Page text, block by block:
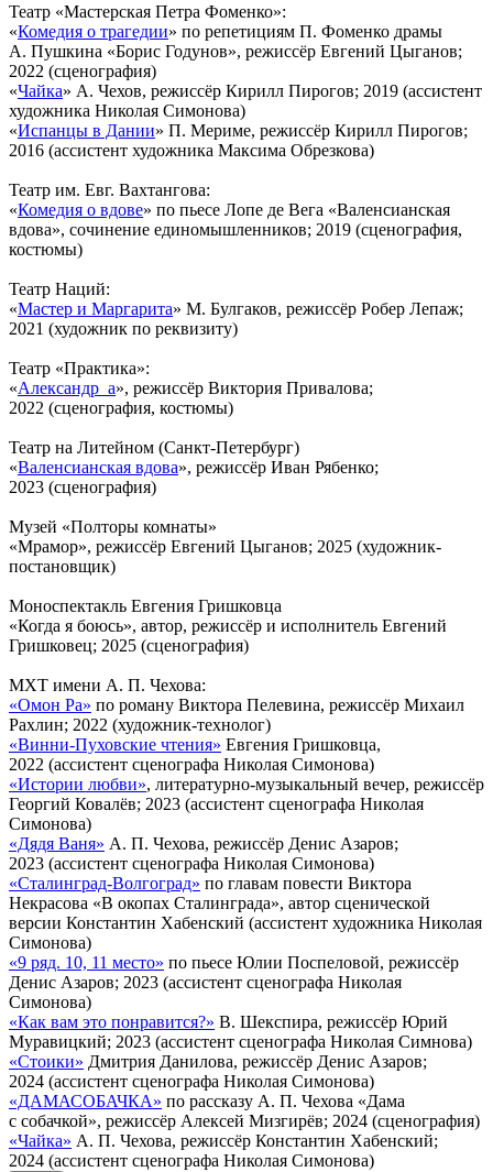
Театр «Мастерская Петра Фоменко»:
«Комедия о трагедии» по репетициям П. Фоменко драмы
А. Пушкина «Борис Годунов», режиссёр Евгений Цыганов;
2022 (сценография)
«Чайка» А. Чехов, режиссёр Кирилл Пирогов; 2019 (ассистент
художника Николая Симонова)
«Испанцы в Дании» П. Мериме, режиссёр Кирилл Пирогов;
2016 (ассистент художника Максима Обрезкова)
Театр им. Евг. Вахтангова:
«Комедия о вдове» по пьесе Лопе де Вега «Валенсианская
вдова», сочинение единомышленников; 2019 (сценография,
костюмы)
Театр Наций:
«Мастер и Маргарита» М. Булгаков, режиссёр Робер Лепаж;
2021 (художник по реквизиту)
Театр «Практика»:
«Александр_а», режиссёр Виктория Привалова;
2022 (сценография, костюмы)
Театр на Литейном (Санкт-Петербург)
«Валенсианская вдова», режиссёр Иван Рябенко;
2023 (сценография)
Музей «Полторы комнаты»
«Мрамор», режиссёр Евгений Цыганов; 2025 (художник-
постановщик)
Моноспектакль Евгения Гришковца
«Когда я боюсь», автор, режиссёр и исполнитель Евгений
Гришковец; 2025 (сценография)
МХТ имени А. П. Чехова:
«Омон Ра» по роману Виктора Пелевина, режиссёр Михаил
Рахлин; 2022 (художник-технолог)
«Винни-Пуховские чтения» Евгения Гришковца,
2022 (ассистент сценографа Николая Симонова)
«Истории любви», литературно-музыкальный вечер, режиссёр
Георгий Ковалёв; 2023 (ассистент сценографа Николая
Симонова)
«Дядя Ваня» А. П. Чехова, режиссёр Денис Азаров;
2023 (ассистент сценографа Николая Симонова)
«Сталинград-Волгоград» по главам повести Виктора
Некрасова «В окопах Сталинграда», автор сценической
версии Константин Хабенский (ассистент художника Николая
Симонова)
«9 ряд. 10, 11 место» по пьесе Юлии Поспеловой, режиссёр
Денис Азаров; 2023 (ассистент сценографа Николая
Симонова)
«Как вам это понравится?» В. Шекспира, режиссёр Юрий
Муравицкий; 2023 (ассистент сценографа Николая Симнова)
«Стоики» Дмитрия Данилова, режиссёр Денис Азаров;
2024 (ассистент сценографа Николая Симонова)
«ДАМАСОБАЧКА» по рассказу А. П. Чехова «Дама
с собачкой», режиссёр Алексей Мизгирёв; 2024 (сценография)
«Чайка» А. П. Чехова, режиссёр Константин Хабенский;
2024 (ассистент сценографа Николая Симонова)